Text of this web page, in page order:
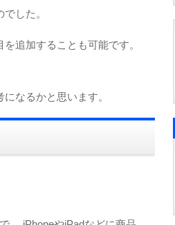
した。
追加することも可能です。
なるかと思います。